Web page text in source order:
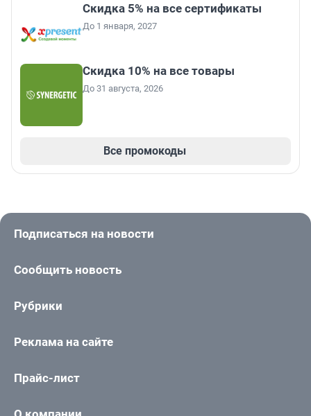
Скидка 5% на все сертификаты
До 1 января, 2027
Скидка 10% на все товары
До 31 августа, 2026
Все промокоды
Подписаться на новости
Сообщить новость
Рубрики
Реклама на сайте
Прайс-лист